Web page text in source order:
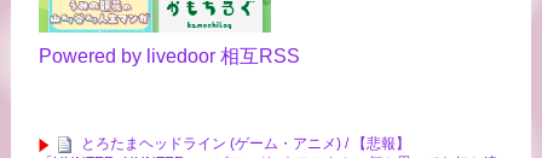
Powered by livedoor 相互RSS
とろたまヘッドライン (ゲーム・アニメ) / 【悲報】